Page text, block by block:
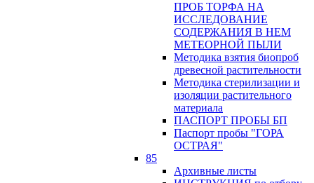
ПРОБ ТОРФА НА
ИССЛЕДОВАНИЕ
СОДЕРЖАНИЯ В НЕМ
МЕТЕОРНОЙ ПЫЛИ
Методика взятия биопроб
древесной растительности
Методика стерилизации и
изоляции растительного
материала
ПАСПОРТ ПРОБЫ БП
Паспорт пробы "ГОРА
ОСТРАЯ"
85
Архивные листы